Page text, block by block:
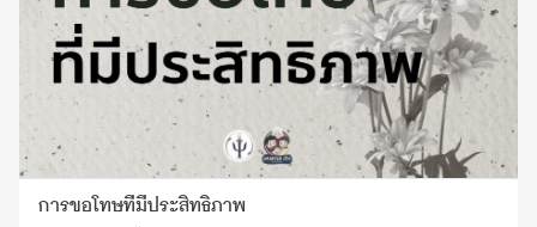
การขอโทษที่มีประสิทธิภาพ